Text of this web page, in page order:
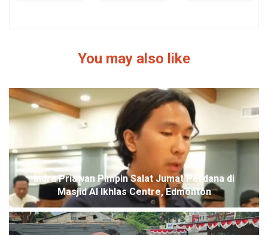
You may also like
Indra Priawan Pimpin Salat Jumat Perdana di
Masjid Al Ikhlas Centre, Edmonton